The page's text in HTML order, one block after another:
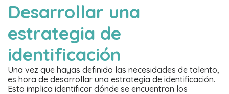
Desarrollar una
estrategia de
identificación
Una vez que hayas definido las necesidades de talento,
es hora de desarrollar una estrategia de identificación.
Esto implica identificar dónde se encuentran los